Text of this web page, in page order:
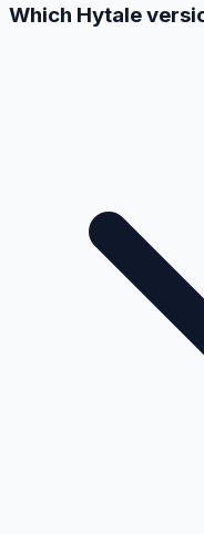
Which Hytale